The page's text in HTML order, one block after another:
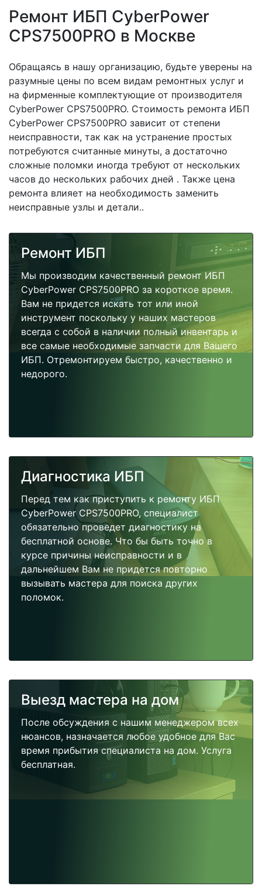
Ремонт ИБП CyberPower
CPS7500PRO в Москве
Обращаясь в нашу организацию, будьте уверены на
разумные цены по всем видам ремонтных услуг и
на фирменные комплектующие от производителя
CyberPower CPS7500PRO. Стоимость ремонта ИБП
CyberPower CPS7500PRO зависит от степени
неисправности, так как на устранение простых
потребуются считанные минуты, а достаточно
сложные поломки иногда требуют от нескольких
часов до нескольких рабочих дней . Также цена
ремонта влияет на необходимость заменить
неисправные узлы и детали..
Ремонт ИБП
Мы производим качественный ремонт ИБП
CyberPower CPS7500PRO за короткое время.
Вам не придется искать тот или иной
инструмент поскольку у наших мастеров
всегда с собой в наличии полный инвентарь и
все самые необходимые запчасти для Вашего
ИБП. Отремонтируем быстро, качественно и
недорого.
Диагностика ИБП
Перед тем как приступить к ремонту ИБП
CyberPower CPS7500PRO, специалист
обязательно проведет диагностику на
бесплатной основе. Что бы быть точно в
курсе причины неисправности и в
дальнейшем Вам не придется повторно
вызывать мастера для поиска других
поломок.
Выезд мастера на дом
После обсуждения с нашим менеджером всех
нюансов, назначается любое удобное для Вас
время прибытия специалиста на дом. Услуга
бесплатная.